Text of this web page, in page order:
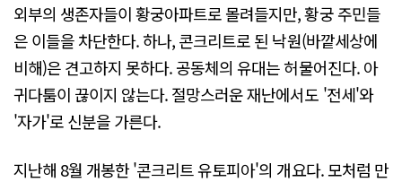
외부의 생존자들이 황궁아파트로 몰려들지만, 황궁 주민들
은 이들을 차단한다. 하나, 콘크리트로 된 낙원(바깥세상에
비해)은 견고하지 못하다. 공동체의 유대는 허물어진다. 아
귀다툼이 끊이지 않는다. 절망스러운 재난에서도 '전세'와
'자가'로 신분을 가른다.
지난해 8월 개봉한 '콘크리트 유토피아'의 개요다. 모처럼 만